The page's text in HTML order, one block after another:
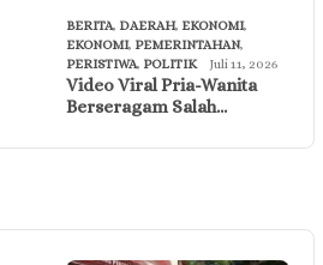
BERITA, DAERAH, EKONOMI,
EKONOMI, PEMERINTAHAN,
PERISTIWA, POLITIK Juli 11, 2026
Video Viral Pria-Wanita
Berseragam Salah…